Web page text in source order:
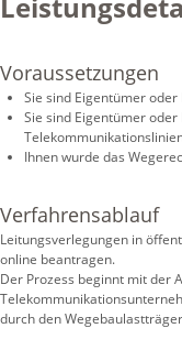
Voraussetzungen
Sie sind Eigentümer
Sie sind Eigentümer
Ihnen wurde das
Verfahrensablauf
Leitungsverlegungen in
online beantragen.
Der Prozess beginnt mit der
durch den